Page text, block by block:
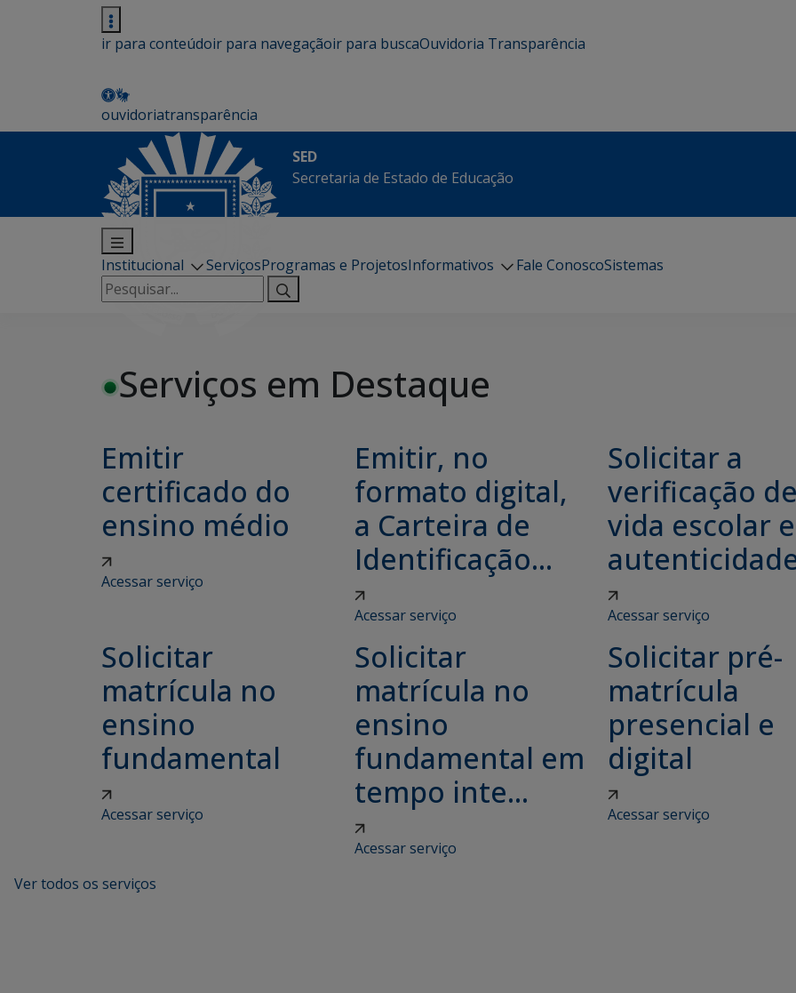
ir para conteúdoir para navegaçãoir para buscaOuvidoria Transparência
ouvidoriatransparência
SED
Secretaria de Estado de Educação
Institucional ServiçosProgramas e ProjetosInformativos Fale ConoscoSistemas
Pesquisar
por:
Serviços em Destaque
Emitir
certificado do
ensino médio
Acessar serviço
Emitir, no
formato digital,
a Carteira de
Identificação...
Acessar serviço
Solicitar a
verificação de
vida escolar e
Acessar serviço
Solicitar
matrícula no
ensino
fundamental
Acessar serviço
Solicitar
matrícula no
ensino
fundamental em
tempo inte...
Acessar serviço
Solicitar pré-
matrícula
presencial e
digital
Acessar serviço
Ver todos os serviços